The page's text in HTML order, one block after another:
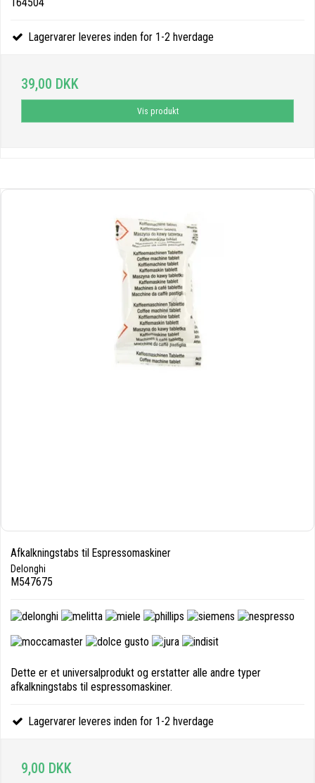
164504
Lagervarer leveres inden for 1-2 hverdage
39,00 DKK
Vis produkt
Afkalkningstabs til Espressomaskiner
Delonghi
M547675
Dette er et universalprodukt og erstatter alle andre typer
afkalkningstabs til espressomaskiner.
Lagervarer leveres inden for 1-2 hverdage
9,00 DKK